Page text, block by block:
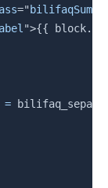
="
">{{ block.
=